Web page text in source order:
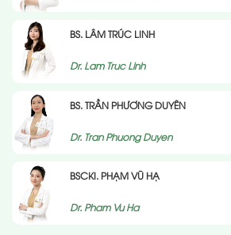
BS. LÂM TRÚC LINH
Dr. Lam Truc Linh
BS. TRẦN PHƯƠNG DUYÊN
Dr. Tran Phuong Duyen
BSCKI. PHẠM VŨ HẠ
Dr. Pham Vu Ha